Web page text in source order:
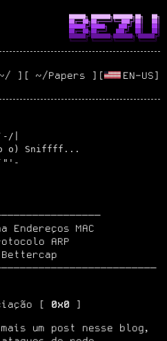
██████╗ ███████╗███████╗██╗   ██╗
██╔══██╗██╔════╝╚══███╔╝██║   ██║
██████╔╝█████╗    ███╔╝ ██║   ██║
██╔══██╗██╔══╝   ███╔╝  ██║   ██║
██████╔╝███████╗███████╗╚██████╔╝
╚═════╝ ╚══════╝╚══════╝ ╚═════╝
] [ ~/Papers ] █████████
✶✶✶█████████
████████████
████████████
████████████ EN-US
|
o) Sniffff...
MAC
ARP
[ 0x0 ]
um post nesse blog,